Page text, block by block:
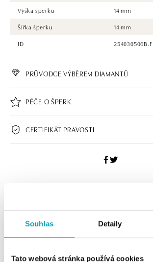
Souhlas Detaily
Tato webová stránka používá cookies
Výška šperku
14 mm
Šířka šperku
14 mm
ID
254030506B.F
PRŮVODCE VÝBĚREM DIAMANTŮ
PÉČE O ŠPERK
CERTIFIKÁT PRAVOSTI
Navštivte naše butiky